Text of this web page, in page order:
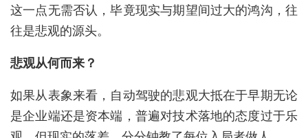
这一点无需否认，毕竟现实与期望间过大的鸿沟，往
往是悲观的源头。
悲观从何而来？
如果从表象来看，自动驾驶的悲观大抵在于早期无论
是企业端还是资本端，普遍对技术落地的态度过于乐